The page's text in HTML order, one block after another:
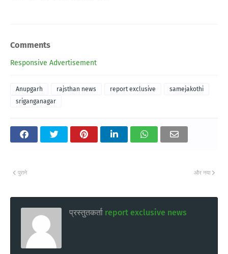
Comments
Responsive Advertisement
Anupgarh rajsthan news report exclusive
samejakothi
sriganganagar
और नया
पुराने
प्रस्तुतकर्ता report exclusive news